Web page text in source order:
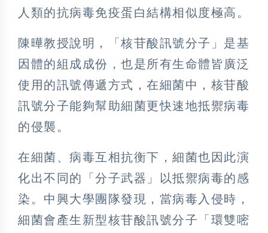
人類的抗病毒免疫蛋白結構相似度極高。
陳曄教授說明，「核苷酸訊號分子」是基
因體的組成成份，也是所有生命體皆廣泛
使用的訊號傳遞方式，在細菌中，核苷酸
訊號分子能夠幫助細菌更快速地抵禦病毒
的侵襲。
在細菌、病毒互相抗衡下，細菌也因此演
化出不同的「分子武器」以抵禦病毒的感
染。中興大學團隊發現，當病毒入侵時，
細菌會產生新型核苷酸訊號分子「環雙嘧